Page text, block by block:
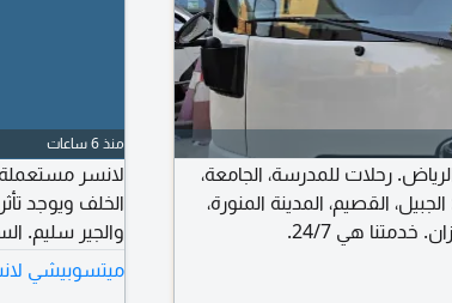
للإيجار في الرياض. رحلات للمدرسة، الجامعة،
القصيم، المدينة المنورة،
خدمتنا هي 24/7.
منذ 6 ساعات
لانسر
الخلف ويوجد
والجير سليم.
الاستمارة
والسوم على
ميتسوبيشي